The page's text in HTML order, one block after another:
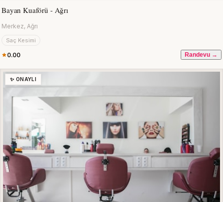
Bayan Kuaförü - Ağrı
Merkez, Ağrı
Saç Kesimi
0.00 Randevu →
✨ ONAYLI